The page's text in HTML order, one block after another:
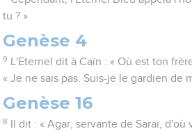
tu ? »
Genèse 4
9
L'Eternel dit à Caïn : « Où est ton
« Je ne sais pas. Suis-je le gardien de
Genèse 16
8
Il dit : « Agar, servante de Saraï,